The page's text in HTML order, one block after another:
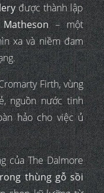
được thành lập
– một
xa và niềm đam
Firth, vùng
nguồn nước tinh
hảo cho việc ủ
của The Dalmore
thùng gỗ sồi